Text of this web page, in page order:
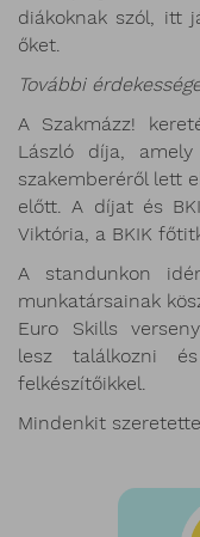
diákoknak szól, itt
őket.
További
A Szakmázz!
László díja,
szakemberéről lett
előtt. A díjat és
Viktória, a BKIK
A standunkon
munkatársainak
Euro Skills
lesz találkozni
felkészítőikkel.
Mindenkit